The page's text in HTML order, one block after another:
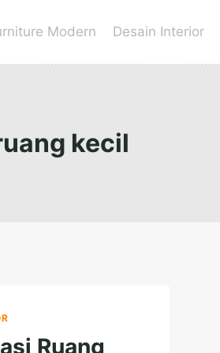
Modern Desain Interior
kecil
Ruang